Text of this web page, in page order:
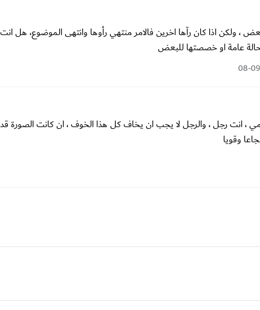
، ولكن اذا كان رآها اخرين فالامر منتهي رأوها وانتهى الموضوع، هل
عامة او خصصتها للبعض
08-
، انت رجل ، والرجل لا يجب ان يخاف كل هذا الخوف ، ان كانت الصورة
وقويا